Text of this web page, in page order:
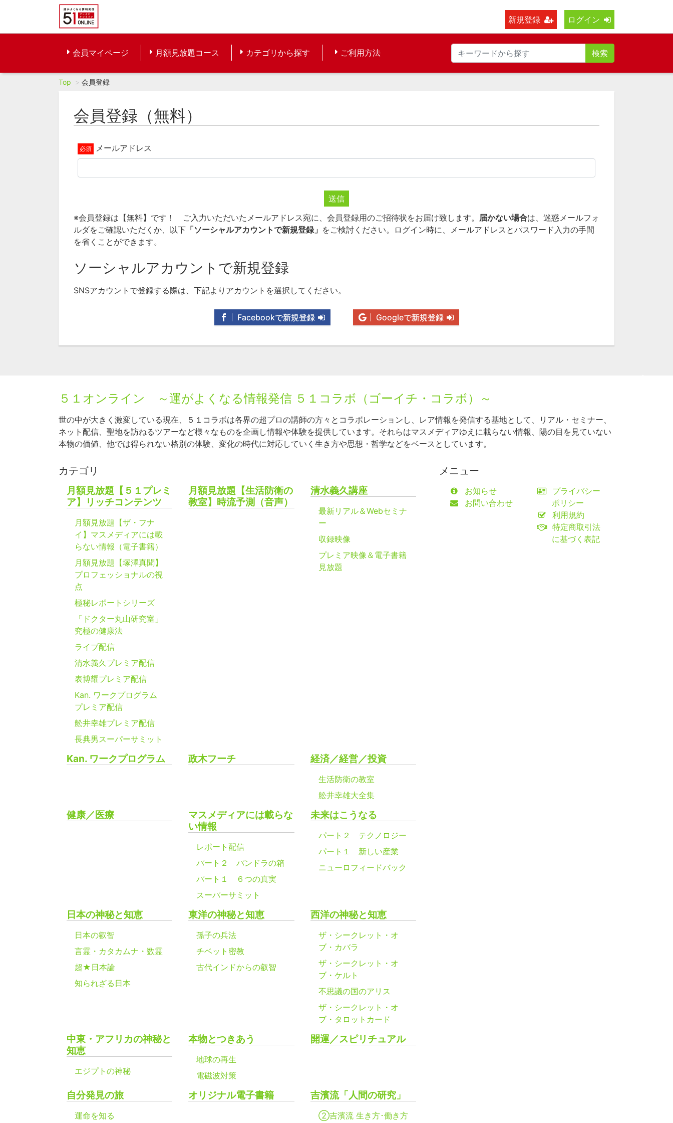
新規登録 ログイン
会員マイページ 月額見放題コース カテゴリから探す ご利用方法 検索
Top 会員登録
会員登録（無料）
メールアドレス
送信
※会員登録は【無料】です！ ご入力いただいたメールアドレス宛に、会員登録用のご招待状をお届け致します。 届かない場合は、迷惑メールフォ
ルダをご確認いただくか、以下 「ソーシャルアカウントで新規登録」 をご検討ください。ログイン時に、メールアドレスとパスワード入力の手間
を省くことができます。
ソーシャルアカウントで新規登録
SNSアカウントで登録する際は、下記よりアカウントを選択してください。
Facebookで新規登録 Googleで新規登録
５１オンライン ～運がよくなる情報発信 ５１コラボ（ゴーイチ・コラボ）～
世の中が大きく激変している現在、５１コラボは各界の超プロの講師の方々とコラボレーションし、レア情報を発信する基地として、リアル・セミナー、
ネット配信、聖地を訪ねるツアーなど様々なものを企画し情報や体験を提供しています。それらはマスメディアゆえに載らない情報、陽の目を見ていない
本物の価値、他では得られない格別の体験、変化の時代に対応していく生き方や思想・哲学などをベースとしています。
カテゴリ
月額見放題【５１プレミ
ア】リッチコンテンツ
月額見放題【ザ・フナ
イ】マスメディアには載
らない情報（電子書籍）
月額見放題【塚澤真聞】
プロフェッショナルの視
点
極秘レポートシリーズ
「ドクター丸山研究室」
究極の健康法
ライブ配信
清水義久プレミア配信
表博耀プレミア配信
Kan. ワークプログラム
プレミア配信
舩井幸雄プレミア配信
長典男スーパーサミット
月額見放題【生活防衛の
教室】時流予測（音声）
清水義久講座
最新リアル＆Webセミナ
ー
収録映像
プレミア映像＆電子書籍
見放題
Kan. ワークプログラム 政木フーチ 経済／経営／投資
生活防衛の教室
舩井幸雄大全集
健康／医療
マスメディアには載らな
い情報
レポート配信
パート２ パンドラの箱
パート１ ６つの真実
スーパーサミット
未来はこうなる
パート２ テクノロジー
パート１ 新しい産業
ニューロフィードバック
日本の神秘と知恵
日本の叡智
言霊・カタカムナ・数霊
超★日本論
知られざる日本
東洋の神秘と知恵
孫子の兵法
チベット密教
古代インドからの叡智
西洋の神秘と知恵
ザ・シークレット・オ
ブ・カバラ
ザ・シークレット・オ
ブ・ケルト
不思議の国のアリス
ザ・シークレット・オ
ブ・タロットカード
中東・アフリカの神秘と
知恵
エジプトの神秘
本物とつきあう
地球の再生
電磁波対策
開運／スピリチュアル
自分発見の旅
運命を知る
オリジナル電子書籍 吉濱流「人間の研究」
②吉濱流 生き方･働き方
メニュー
お知らせ
お問い合わせ
プライバシー
ポリシー
利用規約
特定商取引法
に基づく表記